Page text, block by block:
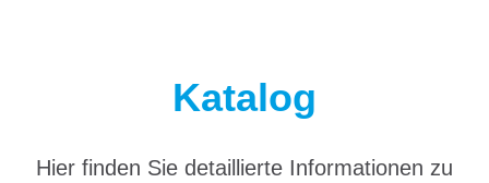
Katalog
Hier finden Sie detaillierte Informationen zu